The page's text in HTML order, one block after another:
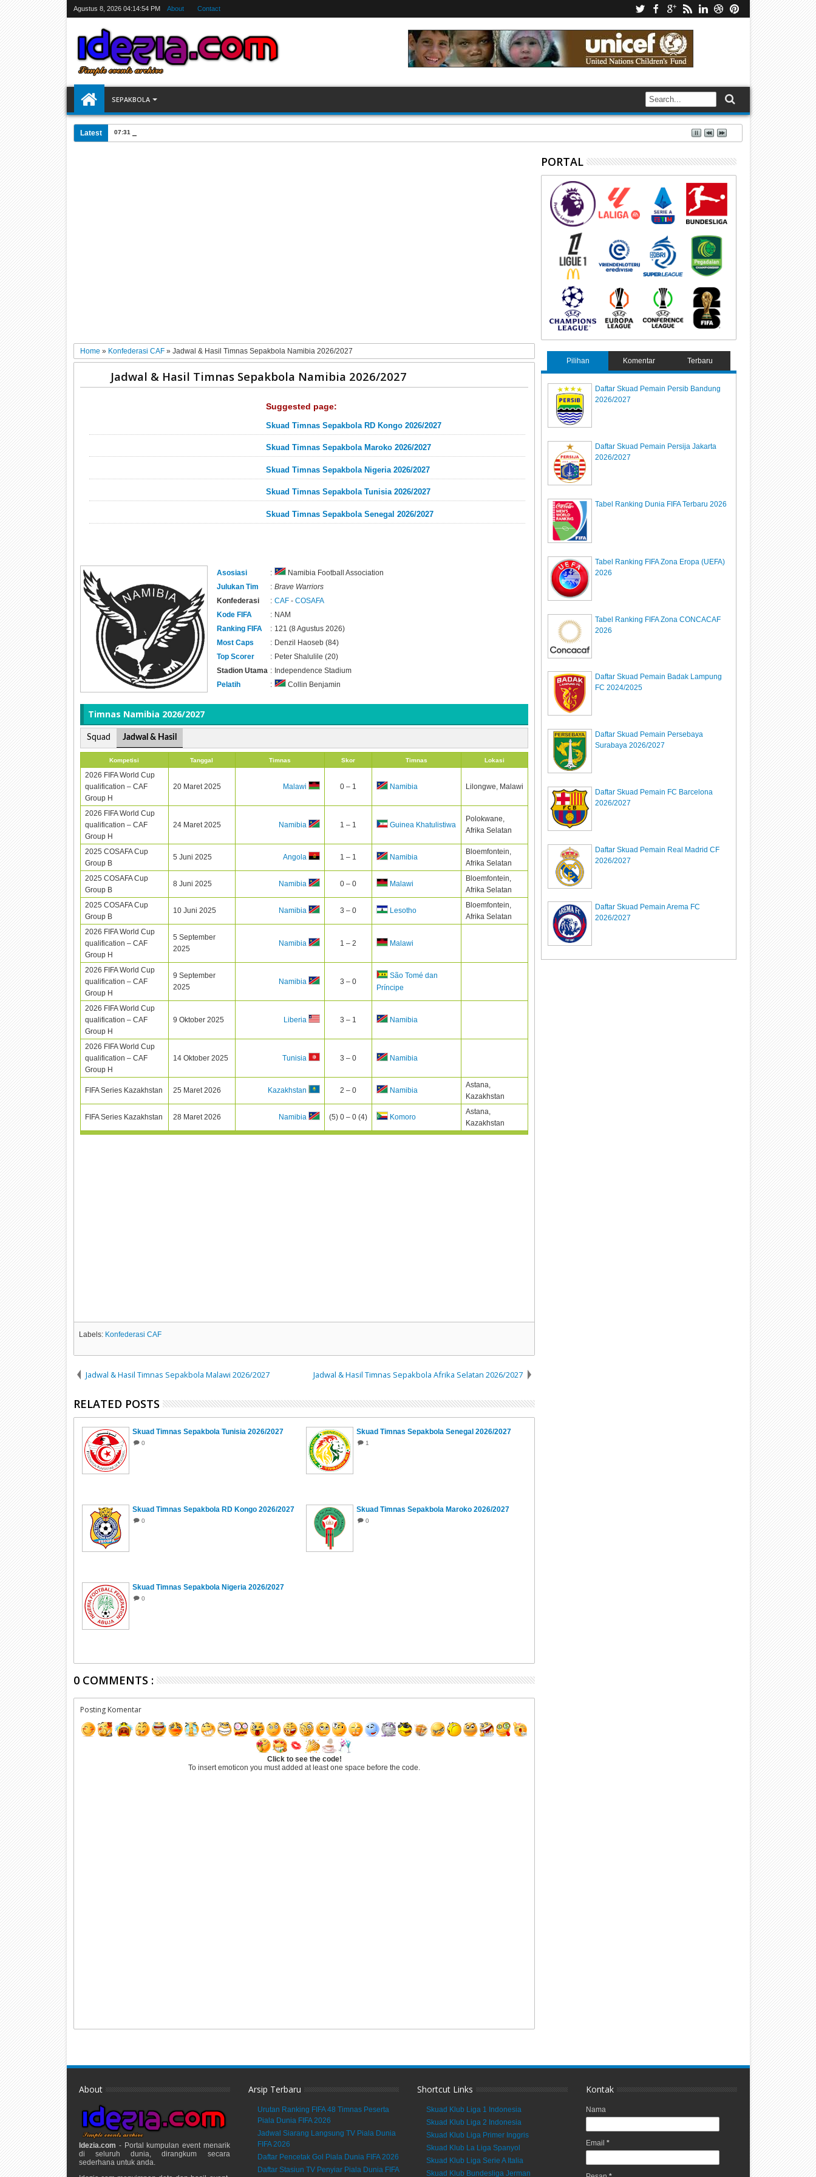
Agustus 8, 2026 04:14:54 PM About Contact
SEPAKBOLA
Latest 07:31 AM
Home » Konfederasi CAF » Jadwal & Hasil Timnas Sepakbola Namibia 2026/2027
Jadwal & Hasil Timnas Sepakbola Namibia 2026/2027
Suggested page:
Skuad Timnas Sepakbola RD Kongo 2026/2027
Skuad Timnas Sepakbola Maroko 2026/2027
Skuad Timnas Sepakbola Nigeria 2026/2027
Skuad Timnas Sepakbola Tunisia 2026/2027
Skuad Timnas Sepakbola Senegal 2026/2027
Asosiasi :
Namibia Football Association
Julukan Tim
: Brave Warriors
Konfederasi
: CAF- COSAFA
Kode FIFA
: NAM
Ranking FIFA
: 121 (8 Agustus 2026)
Most Caps
: Denzil Haoseb (84)
Top Scorer
: Peter Shalulile (20)
Stadion Utama : Independence Stadium
Pelatih
: Collin Benjamin
Timnas Namibia 2026/2027
Squad Jadwal & Hasil
Kompetisi Tanggal Timnas Skor Timnas Lokasi
2026 FIFA World Cup
qualification – CAF
Group H
20 Maret 2025 Malawi 0 – 1 Namibia Lilongwe, Malawi
2026 FIFA World Cup
qualification – CAF
Group H
24 Maret 2025 Namibia 1 – 1 Guinea Khatulistiwa
Polokwane,
Afrika Selatan
2025 COSAFA Cup
Group B
5 Juni 2025 Angola 1 – 1 Namibia
Bloemfontein,
Afrika Selatan
2025 COSAFA Cup
Group B
8 Juni 2025 Namibia 0 – 0 Malawi
Bloemfontein,
Afrika Selatan
2025 COSAFA Cup
Group B
10 Juni 2025 Namibia 3 – 0 Lesotho
Bloemfontein,
Afrika Selatan
2026 FIFA World Cup
qualification – CAF
Group H
5 September
2025
Namibia 1 – 2 Malawi
2026 FIFA World Cup
qualification – CAF
Group H
9 September
2025
Namibia 3 – 0
São Tomé dan
Príncipe
2026 FIFA World Cup
qualification – CAF
Group H
9 Oktober 2025 Liberia 3 – 1 Namibia
2026 FIFA World Cup
qualification – CAF
Group H
14 Oktober 2025 Tunisia 3 – 0 Namibia
FIFA Series Kazakhstan 25 Maret 2026 Kazakhstan 2 – 0 Namibia
Astana,
Kazakhstan
FIFA Series Kazakhstan 28 Maret 2026 Namibia (5) 0 – 0 (4) Komoro
Astana,
Kazakhstan
Labels: Konfederasi CAF
Jadwal & Hasil Timnas Sepakbola Malawi 2026/2027 Jadwal & Hasil Timnas Sepakbola Afrika Selatan 2026/2027
RELATED POSTS
Skuad Timnas Sepakbola Tunisia 2026/2027
0
Skuad Timnas Sepakbola Senegal 2026/2027
1
Skuad Timnas Sepakbola RD Kongo 2026/2027
0
Skuad Timnas Sepakbola Maroko 2026/2027
0
Skuad Timnas Sepakbola Nigeria 2026/2027
0
0 COMMENTS :
Posting Komentar
Click to see the code!
To insert emoticon you must added at least one space before the code.
PORTAL
Pilihan Komentar Terbaru
Daftar Skuad Pemain Persib Bandung
2026/2027
Daftar Skuad Pemain Persija Jakarta
2026/2027
Tabel Ranking Dunia FIFA Terbaru 2026
Tabel Ranking FIFA Zona Eropa (UEFA)
2026
Tabel Ranking FIFA Zona CONCACAF
2026
Daftar Skuad Pemain Badak Lampung
FC 2024/2025
Daftar Skuad Pemain Persebaya
Surabaya 2026/2027
Daftar Skuad Pemain FC Barcelona
2026/2027
Daftar Skuad Pemain Real Madrid CF
2026/2027
Daftar Skuad Pemain Arema FC
2026/2027
About
Idezia.com - Portal kumpulan event menarik
di seluruh dunia, dirangkum secara
sederhana untuk anda.
Arsip Terbaru
Urutan Ranking FIFA 48 Timnas Peserta
Piala Dunia FIFA 2026
Jadwal Siarang Langsung TV Piala Dunia
FIFA 2026
Daftar Pencetak Gol Piala Dunia FIFA 2026
Daftar Stasiun TV Penyiar Piala Dunia FIFA
Shortcut Links
Skuad Klub Liga 1 Indonesia
Skuad Klub Liga 2 Indonesia
Skuad Klub Liga Primer Inggris
Skuad Klub La Liga Spanyol
Skuad Klub Liga Serie A Italia
Skuad Klub Bundesliga Jerman
Kontak
Nama
Email*